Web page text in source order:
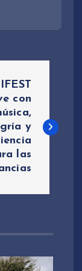
con
y
las